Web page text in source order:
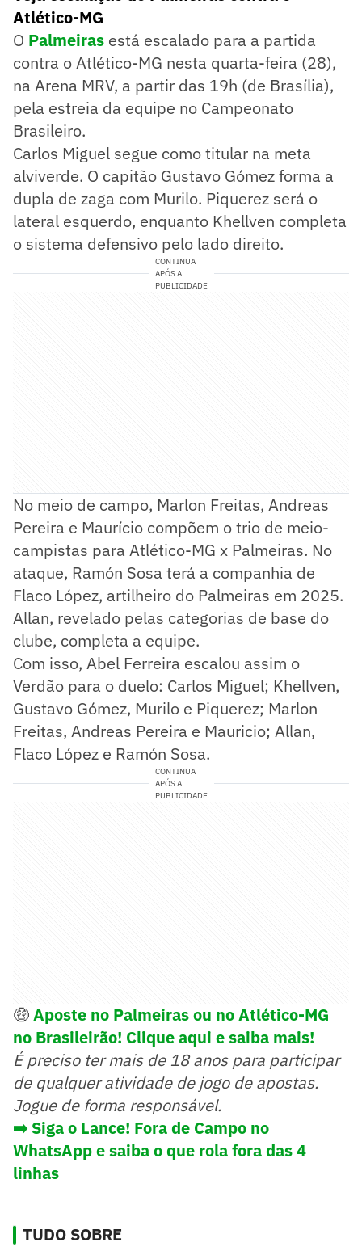
Atlético-MG
O Palmeiras está escalado para a partida
contra o Atlético-MG nesta quarta-feira (28),
na Arena MRV, a partir das 19h (de Brasília),
pela estreia da equipe no Campeonato
Brasileiro.
Carlos Miguel segue como titular na meta
alviverde. O capitão Gustavo Gómez forma a
dupla de zaga com Murilo. Piquerez será o
lateral esquerdo, enquanto Khellven completa
o sistema defensivo pelo lado direito.
CONTINUA
APÓS A
PUBLICIDADE
No meio de campo, Marlon Freitas, Andreas
Pereira e Maurício compõem o trio de meio-
campistas para Atlético-MG x Palmeiras. No
ataque, Ramón Sosa terá a companhia de
Flaco López, artilheiro do Palmeiras em 2025.
Allan, revelado pelas categorias de base do
clube, completa a equipe.
Com isso, Abel Ferreira escalou assim o
Verdão para o duelo: Carlos Miguel; Khellven,
Gustavo Gómez, Murilo e Piquerez; Marlon
Freitas, Andreas Pereira e Mauricio; Allan,
Flaco López e Ramón Sosa.
CONTINUA
APÓS A
PUBLICIDADE
🤑Aposte no Palmeiras ou no Atlético-MG
no Brasileirão! Clique aqui e saiba mais!
É preciso ter mais de 18 anos para participar
de qualquer atividade de jogo de apostas.
Jogue de forma responsável.
➡️ Siga o Lance! Fora de Campo no
WhatsApp e saiba o que rola fora das 4
linhas
TUDO SOBRE